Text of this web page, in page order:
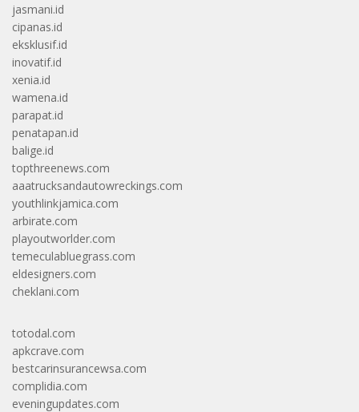
jasmani.id
cipanas.id
eksklusif.id
inovatif.id
xenia.id
wamena.id
parapat.id
penatapan.id
balige.id
topthreenews.com
aaatrucksandautowreckings.com
youthlinkjamica.com
arbirate.com
playoutworlder.com
temeculabluegrass.com
eldesigners.com
cheklani.com
totodal.com
apkcrave.com
bestcarinsurancewsa.com
complidia.com
eveningupdates.com